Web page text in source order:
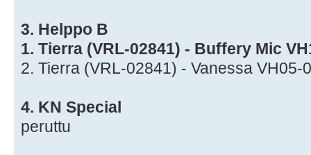
3. Helppo B
1. Tierra (VRL-02841) - Buffery Mic
2. Tierra (VRL-02841) - Vanessa VH05-
4. KN Special
peruttu